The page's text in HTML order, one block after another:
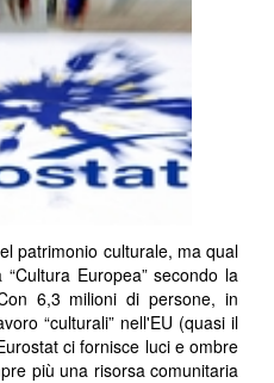
patrimonio culturale, ma qual
Europea” secondo la
6,3 milioni di persone, in
“culturali” nell'EU (quasi il
ci fornisce luci e ombre
più una risorsa comunitaria